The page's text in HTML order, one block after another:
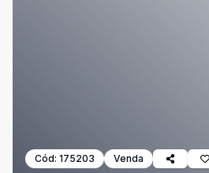
Cód: 175203 Venda